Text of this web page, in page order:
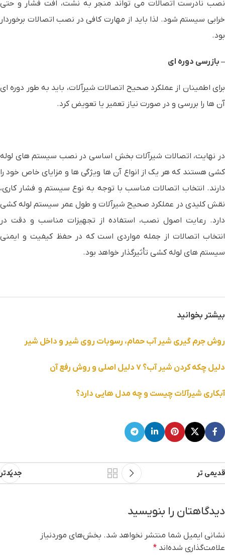
نصب نادرست اتصالات می تواند منجر به نشت، افت فشار و حتی
خرابی سیستم شود. لذا باید از مهارت کافی در نصب اتصالات برخوردار
بود.
– بازرسی دوره ای
برای اطمینان از عملکرد صحیح اتصالات شیرآلات، باید به طور دوره ای
آن ها را بررسی و در صورت نیاز تعمیر یا تعویض کرد.
در نهایت، اتصالات شیرآلات بخش اساسی در نصب سیستم های لوله
کشی هستند که هر یک از انواع آن ها ویژگی ها و مزایای خاص خود را
دارند. انتخاب اتصالات مناسب با توجه به نوع سیستم و فشار کاری،
نقش کلیدی در عملکرد صحیح شیرآلات و طول عمر سیستم لوله کشی
دارد. رعایت اصول نصب، استفاده از تجهیزات مناسب و دقت در
انتخاب اتصالات از جمله مواردی است که در حفظ کیفیت و ایمنی
سیستم های لوله کشی تأثیرگذار خواهد بود.
بیشتر بخوانید
روش جرم گیری شیر آب حمام، رسوبات روی شیر و داخل شیر
دلیل چکه کردن شیر آب؟ ۷ دلیل اصلی و روش رفع آن
آبکاری شیرآلات چیست و چه مدل هایی دارد؟
جدیدتر قدیمی تر
دیدگاهتان را بنویسید
نشانی ایمیل شما منتشر نخواهد شد. بخش‌های موردنیاز
علامت‌گذاری شده‌اند *